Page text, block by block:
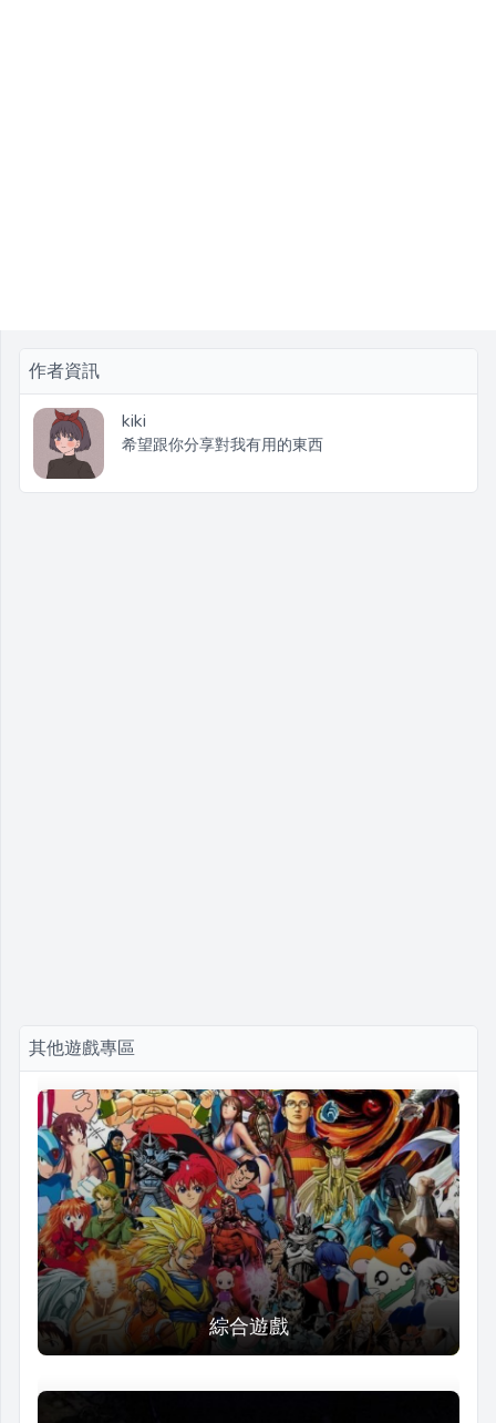
作者資訊
kiki
希望跟你分享對我有用的東西
其他遊戲專區
綜合遊戲